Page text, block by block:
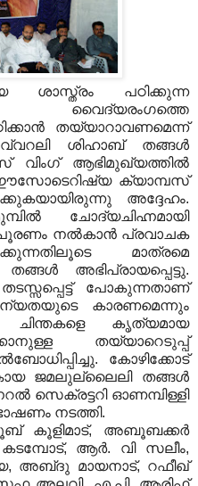
ശാസ്ത്രം പഠിക്കുന്ന
വൈദ്യരംഗത്തെ
തയ്യാറാവണമെന്ന്
ശിഹാബ് തങ്ങള്‍
വിംഗ് ആഭിമുഖ്യത്തില്‍
ഈസോടെറിഷ്യ ക്യാമ്പസ്
അദ്ദേഹം.
ചോദ്യചിഹ്നമായി
നല്‍കാന്‍ പ്രവാചക
മാത്രമെ
അഭിപ്രായപ്പെട്ടു.
പോകുന്നതാണ്‌
കാരണമെന്നും
ചിന്തകളെ കൃത്യമായ
തയ്യാറെടുപ്പ്
. കോഴിക്കോട്
ജമലുല്ലൈലി തങ്ങള്‍
സെക്രട്ടറി ഓണമ്പിള്ളി
നടത്തി.
കൂളിമാട്, അബൂബക്കര്‍
, ആര്‍. വി സലീം,
, അബ്‌ദു മായനാട്, റഫീഖ്